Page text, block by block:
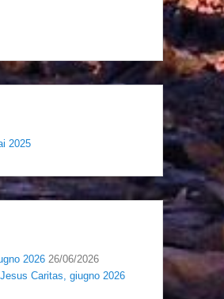
2025
2026 26/06/2026
Caritas, giugno 2026